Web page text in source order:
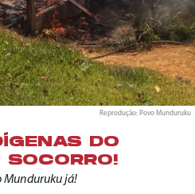
Reprodução: Povo Munduruku
DO
SOCORRO!
Munduruku já!